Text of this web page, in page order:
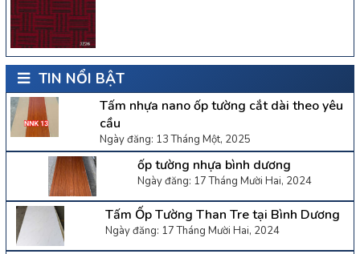
TIN NỔI BẬT
Tấm nhựa nano ốp tường cắt dài theo yêu
cầu
Ngày đăng: 13 Tháng Một, 2025
ốp tường nhựa bình dương
Ngày đăng: 17 Tháng Mười Hai, 2024
Tấm Ốp Tường Than Tre tại Bình Dương
Ngày đăng: 17 Tháng Mười Hai, 2024